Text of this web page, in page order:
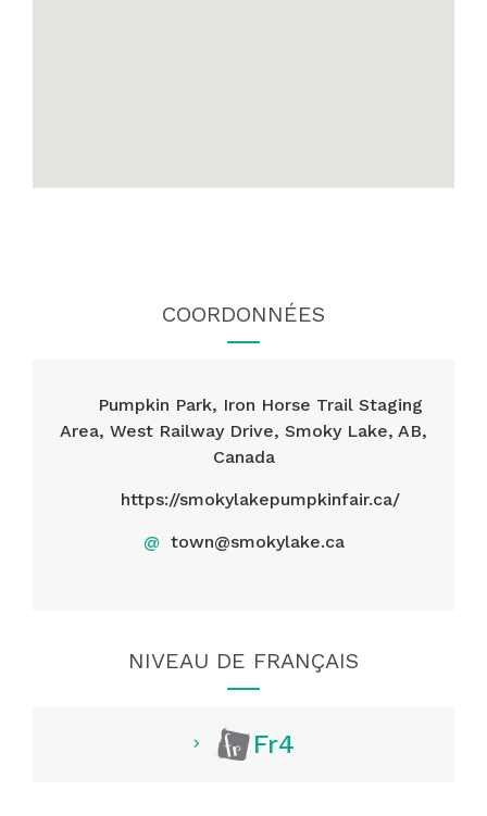
COORDONNÉES
Pumpkin Park, Iron Horse Trail Staging
Area, West Railway Drive, Smoky Lake, AB,
Canada
https://smokylakepumpkinfair.ca/
@ town@smokylake.ca
NIVEAU DE FRANÇAIS
Fr4